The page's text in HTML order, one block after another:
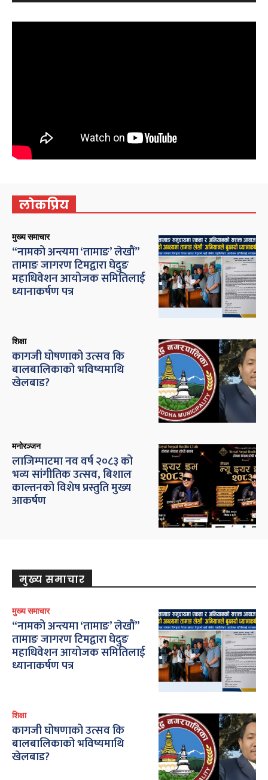
लोकप्रिय
मुख्य समाचार
“नामको अन्त्यमा ‘तामाङ’ लेखौं”
तामाङ जागरण टिमद्वारा घेदुङ
महाधिवेशन आयोजक समितिलाई
ध्यानाकर्षण पत्र
शिक्षा
कागजी घोषणाको उत्सव कि
बालबालिकाको भविष्यमाथि
खेलबाड?
मनोरञ्जन
लाजिम्पाटमा नव वर्ष २०८३ को
भव्य सांगीतिक उत्सव, बिशाल
काल्तनको विशेष प्रस्तुति मुख्य
आकर्षण
मुख्य समाचार
मुख्य समाचार
“नामको अन्त्यमा ‘तामाङ’ लेखौं”
तामाङ जागरण टिमद्वारा घेदुङ
महाधिवेशन आयोजक समितिलाई
ध्यानाकर्षण पत्र
शिक्षा
कागजी घोषणाको उत्सव कि
बालबालिकाको भविष्यमाथि
खेलबाड?